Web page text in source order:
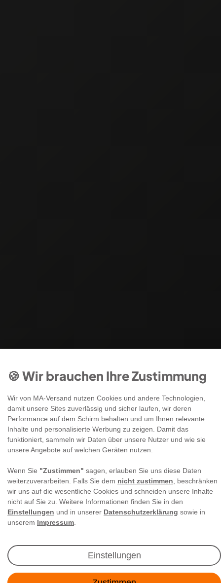
🍪 Wir brauchen Ihre Zustimmung
Wir von MA-Versand nutzen Cookies und andere Technologien,
damit unsere Sites zuverlässig und sicher laufen, wir deren
Performance auf dem Schirm behalten und um Ihnen relevante
Inhalte und personalisierte Werbung zu zeigen. Damit das
funktioniert, sammeln wir Daten über unsere Nutzer und wie sie
unsere Angebote auf welchen Geräten nutzen.
Wenn Sie "Zustimmen" sagen, erlauben Sie uns diese Daten
weiterzuverarbeiten. Falls Sie dem nicht zustimmen , beschränken
wir uns auf die wesentliche Cookies und schneiden unsere Inhalte
nicht auf Sie zu. Weitere Informationen finden Sie in den
Einstellungen und in unserer Datenschutzerklärung sowie in
unserem Impressum
Einstellungen
Newsletter Anmeldung
Angebote & Rabatte per E-Mail erhalten - Geld
E-MAIL **
Ich akzeptiere die
** Hierbei handelt es sich um ein Pflichtfeld.